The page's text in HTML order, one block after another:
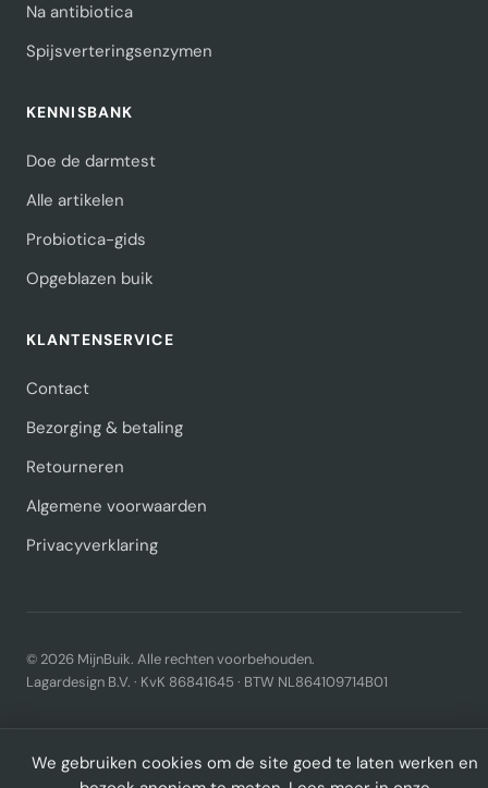
Na antibiotica
Spijsverteringsenzymen
KENNISBANK
Doe de darmtest
Alle artikelen
Probiotica-gids
Opgeblazen buik
KLANTENSERVICE
Contact
Bezorging & betaling
Retourneren
Algemene voorwaarden
Privacyverklaring
© 2026 MijnBuik. Alle rechten voorbehouden.
Lagardesign B.V. · KvK 86841645 · BTW NL864109714B01
We gebruiken cookies om de site goed te laten werken en